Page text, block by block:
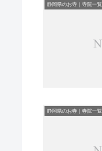
静岡県のお寺｜寺院一覧
静岡県のお寺｜寺院一覧